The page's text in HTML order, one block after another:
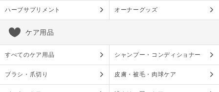
ハーブサプリメント オーナーグッズ
ケア用品
すべてのケア用品 シャンプー・コンディショナー
ブラシ・爪切り 皮膚・被毛・肉球ケア